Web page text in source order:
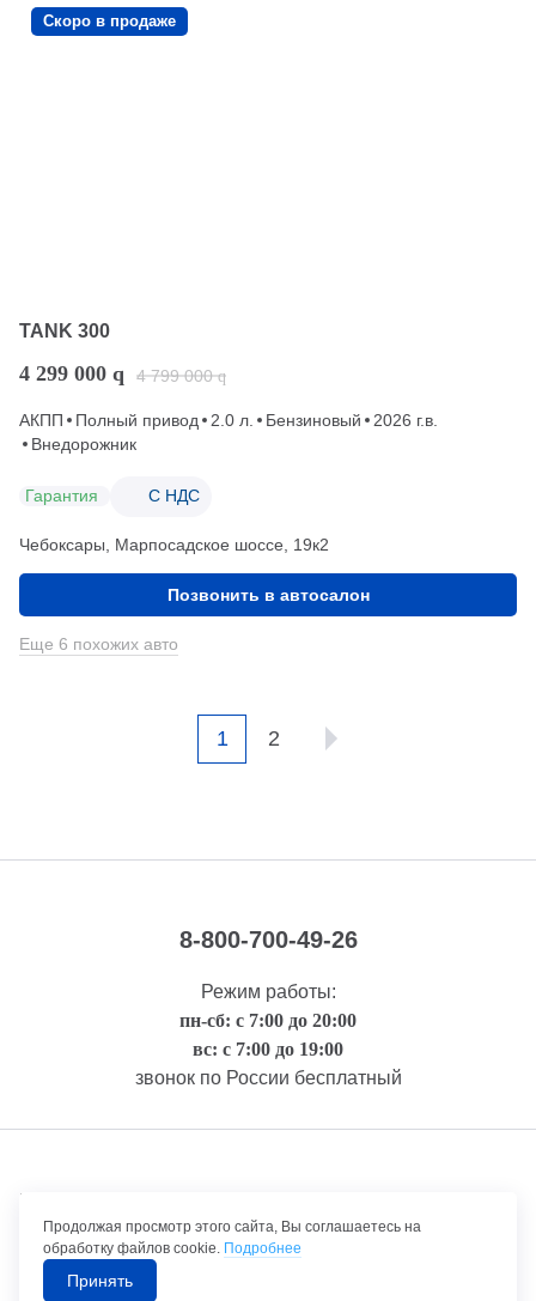
Скоро в продаже
TANK 300
4 299 000 q 4 799 000 q
АКПП Полный привод 2.0 л. Бензиновый
2026 г.в.
Внедорожник
Гарантия С НДС
Чебоксары, Марпосадское шоссе, 19к2
Позвонить в автосалон
Еще 6 похожих авто
1 2
8-800-700-49-26
Режим работы:
пн-сб: с 7:00 до 20:00
вс: с 7:00 до 19:00
звонок по России бесплатный
Правовая информация
©1992-2026 ТрансТехСервис – продажа и обслуживание автомобилей.
Продолжая просмотр этого сайта, Вы соглашаетесь на
обработку файлов cookie. Подробнее
Принять